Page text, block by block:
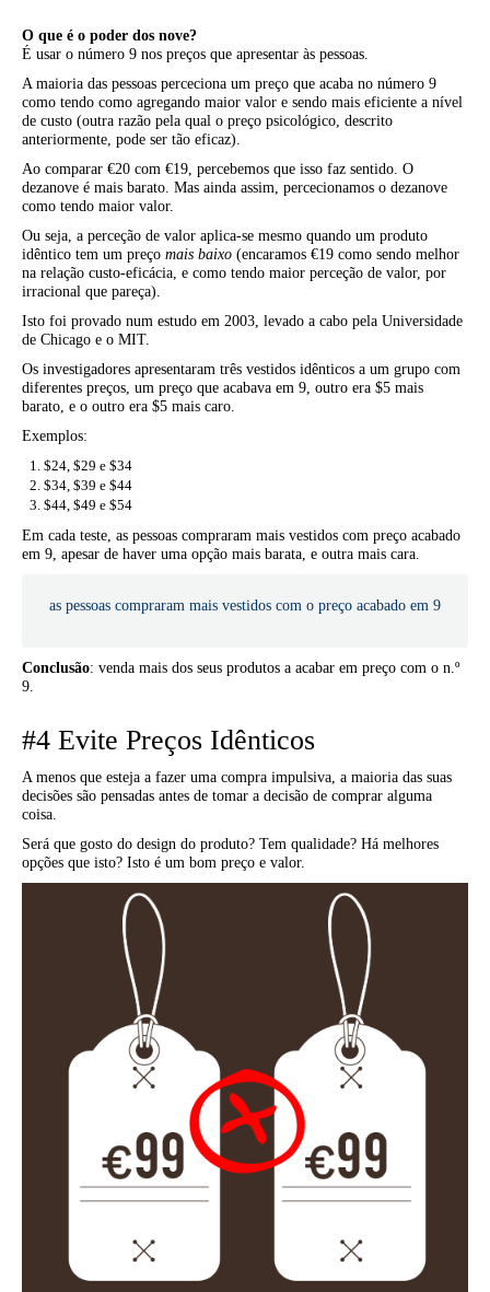
O que é o poder dos nove?
É usar o número 9 nos preços que apresentar às pessoas.
A maioria das pessoas perceciona um preço que acaba no número 9
como tendo como agregando maior valor e sendo mais eficiente a nível
de custo (outra razão pela qual o preço psicológico, descrito
anteriormente, pode ser tão eficaz).
Ao comparar €20 com €19, percebemos que isso faz sentido. O
dezanove é mais barato. Mas ainda assim, percecionamos o dezanove
como tendo maior valor.
Ou seja, a perceção de valor aplica-se mesmo quando um produto
idêntico tem um preço mais baixo (encaramos €19 como sendo melhor
na relação custo-eficácia, e como tendo maior perceção de valor, por
irracional que pareça).
Isto foi provado num estudo em 2003, levado a cabo pela Universidade
de Chicago e o MIT.
Os investigadores apresentaram três vestidos idênticos a um grupo com
diferentes preços, um preço que acabava em 9, outro era $5 mais
barato, e o outro era $5 mais caro.
Exemplos:
$24, $29 e $34
$34, $39 e $44
$44, $49 e $54
Em cada teste, as pessoas compraram mais vestidos com preço acabado
em 9, apesar de haver uma opção mais barata, e outra mais cara.
as pessoas compraram mais vestidos com o preço acabado em 9
Conclusão: venda mais dos seus produtos a acabar em preço com o n.º
9.
#4 Evite Preços Idênticos
A menos que esteja a fazer uma compra impulsiva, a maioria das suas
decisões são pensadas antes de tomar a decisão de comprar alguma
coisa.
Será que gosto do design do produto? Tem qualidade? Há melhores
opções que isto? Isto é um bom preço e valor.